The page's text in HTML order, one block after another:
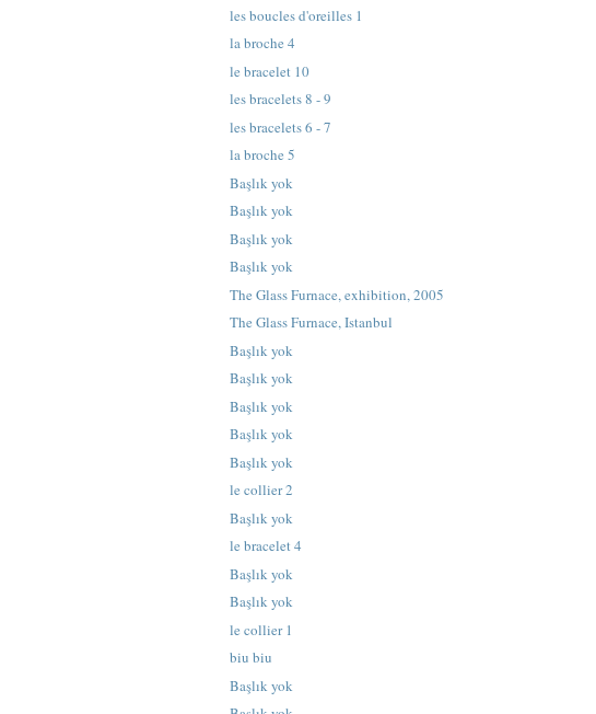
les boucles d'oreilles 1
la broche 4
le bracelet 10
les bracelets 8 - 9
les bracelets 6 - 7
la broche 5
Başlık yok
Başlık yok
Başlık yok
Başlık yok
The Glass Furnace, exhibition, 2005
The Glass Furnace, Istanbul
Başlık yok
Başlık yok
Başlık yok
Başlık yok
Başlık yok
le collier 2
Başlık yok
le bracelet 4
Başlık yok
Başlık yok
le collier 1
biu biu
Başlık yok